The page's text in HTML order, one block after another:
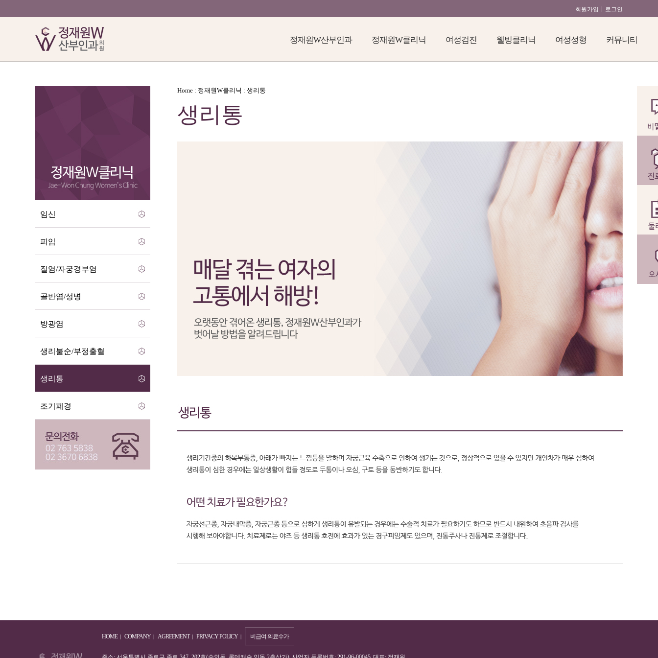
회원가입 로그인
정재원W산부인과 정재원W클리닉 여성검진 웰빙클리닉 여성성형 커뮤니티
임신
피임
질염/자궁경부염
골반염/성병
방광염
생리불순/부정출혈
생리통
조기폐경
Home : 정재원W클리닉 : 생리통
생리통
HOME| COMPANY| AGREEMENT| PRIVACY POLICY| 비급여 의료수가